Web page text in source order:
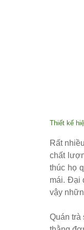
Thiết kế
Rất
chất
thúc họ
mái. Đại
vậy
Quán